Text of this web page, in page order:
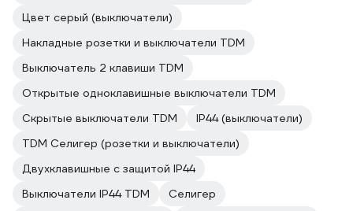
Цвет серый (выключатели)
Накладные розетки и выключатели TDM
Выключатель 2 клавиши TDM
Открытые одноклавишные выключатели TDM
Скрытые выключатели TDM
IP44 (выключатели)
TDM Селигер (розетки и выключатели)
Двухклавишные с защитой IP44
Выключатели IP44 TDM
Селигер